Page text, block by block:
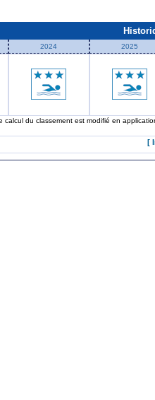
2024 2025
calcul du classement est modifié en
[